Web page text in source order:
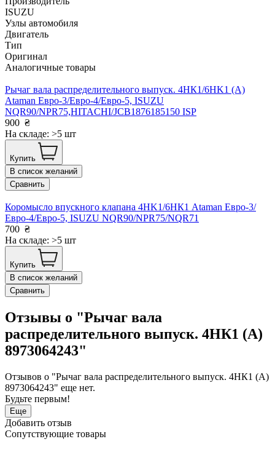
ISUZU
Узлы автомобиля
Двигатель
Тип
Оригинал
Аналогичные товары
Рычаг вала распределительного выпуск. 4HК1/6HK1 (А)
Ataman Евро-3/Евро-4/Евро-5, ISUZU
NQR90/NPR75,HITACHI/JCB1876185150 ISP
900 ₴
На складе: >5 шт
Купить
В список желаний
Сравнить
Коромысло впускного клапана 4HK1/6НК1 Ataman Евро-3/
Евро-4/Евро-5, ISUZU NQR90/NPR75/NQR71
700 ₴
На складе: >5 шт
Купить
В список желаний
Сравнить
Отзывы о "Рычаг вала
распределительного выпуск. 4HК1 (А)
8973064243"
Отзывов о "Рычаг вала распределительного выпуск. 4HК1 (А)
8973064243" еще нет.
Будьте первым!
Еще
Добавить отзыв
Сопутствующие товары